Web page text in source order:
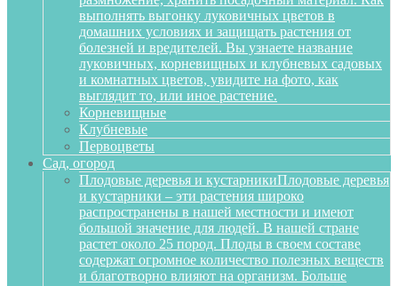
выполнять выгонку луковичных цветов в
домашних условиях и защищать растения от
болезней и вредителей. Вы узнаете название
луковичных, корневищных и клубневых садовых
и комнатных цветов, увидите на фото, как
выглядит то, или иное растение.
Корневищные
Клубневые
Первоцветы
Сад, огород
Плодовые деревья и кустарникиПлодовые деревья
и кустарники – эти растения широко
распространены в нашей местности и имеют
большой значение для людей. В нашей стране
растет около 25 пород. Плоды в своем составе
содержат огромное количество полезных веществ
и благотворно влияют на организм. Больше